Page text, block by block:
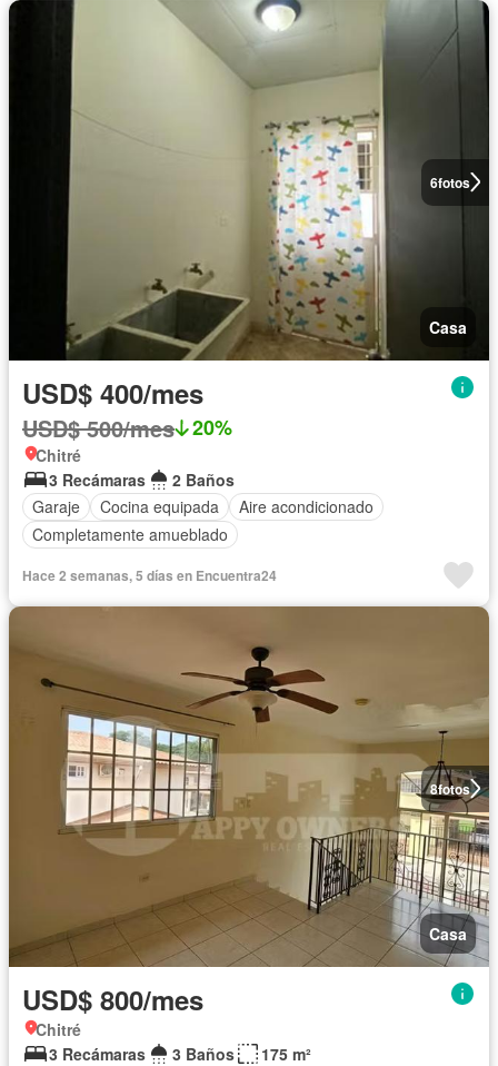
6fotos
Casa
USD$ 400/mes
USD$ 500/mes 20%
Chitré
3 Recámaras
2 Baños
Garaje
Cocina equipada
Aire acondicionado
Completamente amueblado
Hace 2 semanas, 5 días en Encuentra24
8fotos
Casa
USD$ 800/mes
Chitré
3 Recámaras
3 Baños
175 m²